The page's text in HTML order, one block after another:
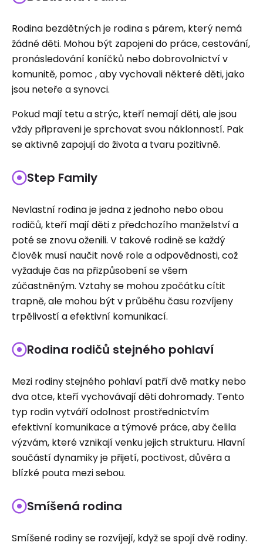
Rodina bezdětných je rodina s párem, který nemá
žádné děti. Mohou být zapojeni do práce, cestování,
pronásledování koníčků nebo dobrovolnictví v
komunitě, pomoc , aby vychovali některé děti, jako
jsou neteře a synovci.
Pokud mají tetu a strýc, kteří nemají děti, ale jsou
vždy připraveni je sprchovat svou náklonností. Pak
se aktivně zapojují do života a tvaru pozitivně.
Step Family
Nevlastní rodina je jedna z jednoho nebo obou
rodičů, kteří mají děti z předchozího manželství a
poté se znovu oženili. V takové rodině se každý
člověk musí naučit nové role a odpovědnosti, což
vyžaduje čas na přizpůsobení se všem
zúčastněným. Vztahy se mohou zpočátku cítit
trapně, ale mohou být v průběhu času rozvíjeny
trpělivostí a efektivní komunikací.
Rodina rodičů stejného pohlaví
Mezi rodiny stejného pohlaví patří dvě matky nebo
dva otce, kteří vychovávají děti dohromady. Tento
typ rodin vytváří odolnost prostřednictvím
efektivní komunikace a týmové práce, aby čelila
výzvám, které vznikají venku jejich strukturu. Hlavní
součástí dynamiky je přijetí, poctivost, důvěra a
blízké pouta mezi sebou.
Smíšená rodina
Smíšené rodiny se rozvíjejí, když se spojí dvě rodiny.